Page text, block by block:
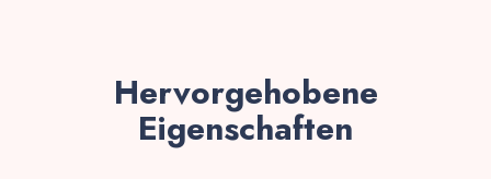
Hervorgehobene
Eigenschaften